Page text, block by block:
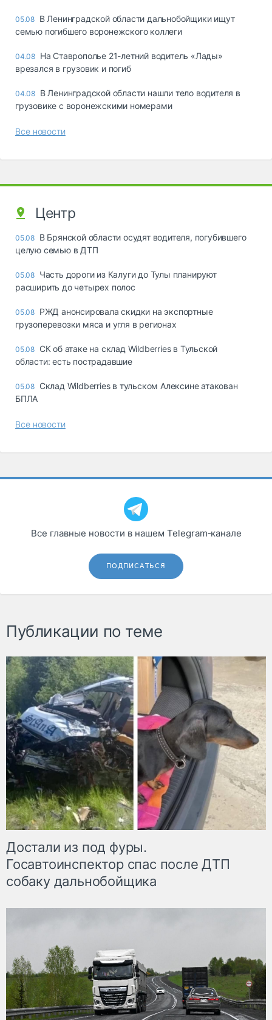
05.08 В Ленинградской области дальнобойщики ищут
семью погибшего воронежского коллеги
04.08 На Ставрополье 21-летний водитель «Лады»
врезался в грузовик и погиб
04.08 В Ленинградской области нашли тело водителя в
грузовике с воронежскими номерами
Все новости
Центр
05.08 В Брянской области осудят водителя, погубившего
целую семью в ДТП
05.08 Часть дороги из Калуги до Тулы планируют
расширить до четырех полос
05.08 РЖД анонсировала скидки на экспортные
грузоперевозки мяса и угля в регионах
05.08 СК об атаке на склад Wildberries в Тульской
области: есть пострадавшие
05.08 Склад Wildberries в тульском Алексине атакован
БПЛА
Все новости
Все главные новости в нашем Telegram‑канале
ПОДПИСАТЬСЯ
Публикации по теме
Достали из под фуры.
Госавтоинспектор спас после ДТП
собаку дальнобойщика